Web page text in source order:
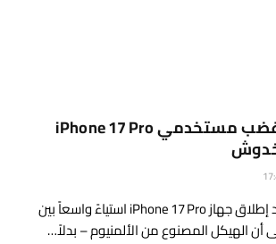
الألمنيوم يثير غضب مستخدمي iPhone 17 Pro
كتالونيا24 – أبل شهد إطلاق جهاز iPhone 17 Pro استياءً واسعاً بين
أن الهيكل المصنوع من الألمنيوم – بدلاً…